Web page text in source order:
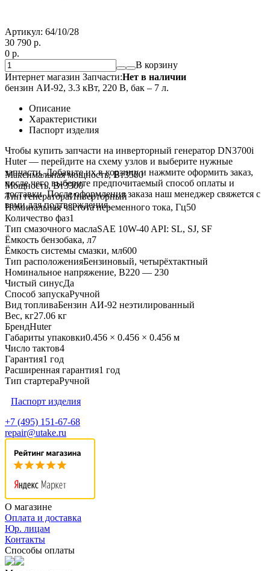
Артикул: 64/10/28
30 790 p.
0 p.
В корзину
Интернет магазин Запчасти:Нет в наличии
бензин АИ-92, 3.3 кВт, 220 В, бак – 7 л.
Описание
Характеристики
Паспорт изделия
Чтобы купить запчасти на инверторный генератор DN3700i
Huter — перейдите на схему узлов и выберите нужные
запчасти. Добавьте их в корзину и нажмите оформить заказ,
после чего выберите предпочитаемый способ оплаты и
доставки. После оформления заказа наш менеджер свяжется с
вами для подтверждения.
Максимальная мощность, Вт3500
Мощность, Вт3300
Тип генератораИнверторный
Номинальная частота переменного тока, Гц50
Количество фаз1
Тип смазочного маслаSAE 10W-40 API: SL, SJ, SF
Ёмкость бензобака, л7
Ёмкость системы смазки, мл600
Тип расположенияБензиновый, четырёхтактный
Номинальное напряжение, В220 — 230
Чистый синусДа
Способ запускаРучной
Вид топливаБензин АИ-92 неэтилированный
Вес, кг27.06 кг
БрендHuter
Габариты упаковки0.456 × 0.456 × 0.456 м
Число тактов4
Гарантия1 год
Расширенная гарантия1 год
Тип стартераРучной
Паспорт изделия
+7 (495) 151-67-68
repair@utake.ru
О магазине
Оплата и доставка
Юр. лицам
Контакты
Способы оплаты